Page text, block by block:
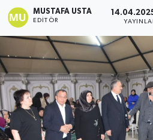
MUSTAFA USTA
EDITÖR